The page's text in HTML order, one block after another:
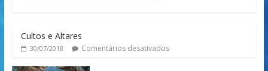
Cultos e Altares
30/07/2018 Comentários desativados